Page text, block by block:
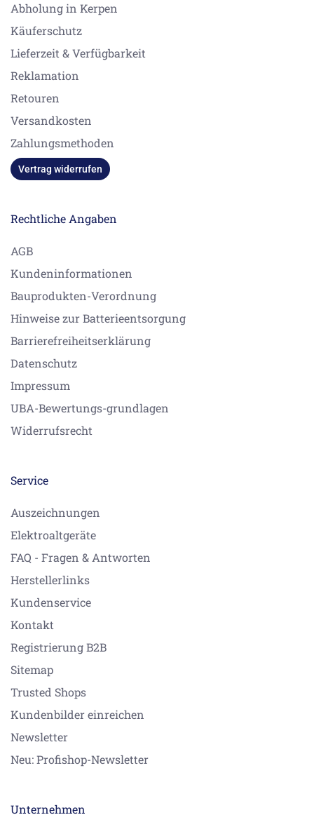
Abholung in Kerpen
Käuferschutz
Lieferzeit & Verfügbarkeit
Reklamation
Retouren
Versandkosten
Zahlungsmethoden
Vertrag widerrufen
Rechtliche Angaben
AGB
Kundeninformationen
Bauprodukten-Verordnung
Hinweise zur Batterieentsorgung
Barrierefreiheitserklärung
Datenschutz
Impressum
UBA-Bewertungs-grundlagen
Widerrufsrecht
Service
Auszeichnungen
Elektroaltgeräte
FAQ - Fragen & Antworten
Herstellerlinks
Kundenservice
Kontakt
Registrierung B2B
Sitemap
Trusted Shops
Kundenbilder einreichen
Newsletter
Neu: Profishop-Newsletter
Unternehmen